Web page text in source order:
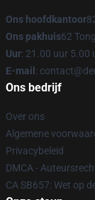
Ons hoofdkantoor
Ons pakhuis62
Uur: 21.00 uur 5.00
E-mail :
Ons bedrijf
Over ons
Algemene
Privacybeleid
DMCA -
CA SB657: Wet op